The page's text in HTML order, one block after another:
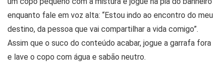
enquanto fale em voz alta: “Estou indo ao encontro do meu
destino, da pessoa que vai compartilhar a vida comigo”.
Assim que o suco do conteúdo acabar, jogue a garrafa fora
e lave o copo com água e sabão neutro.